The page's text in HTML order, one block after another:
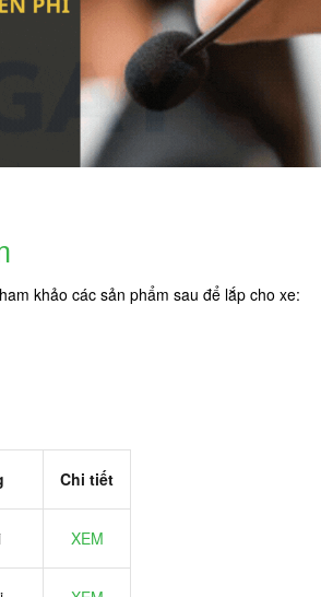
khảo các sản phẩm sau để lắp cho xe:
Chi tiết
XEM